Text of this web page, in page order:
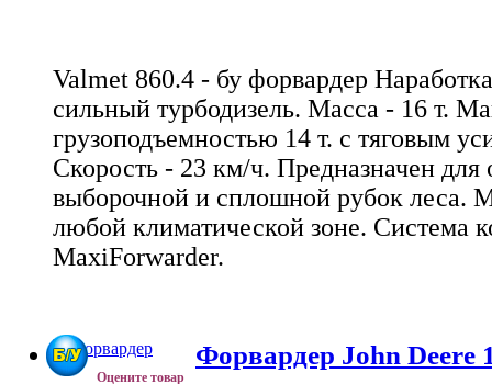
Valmet 860.4 - бу форвардер
сильный турбодизель. Масса - 16 т.
грузоподъемностью 14 т. с тяговым
Скорость - 23 км/ч. Предназначен для
выборочной и сплошной рубок леса.
любой климатической зоне. Система
MaxiForwarder.
Оцените товар
Форвардер John Deere